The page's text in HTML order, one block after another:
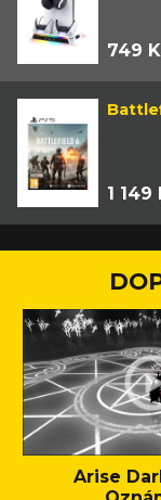
749
1 149
Arise